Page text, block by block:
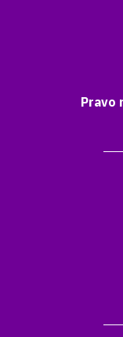
Pravo